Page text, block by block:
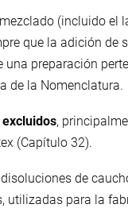
(incluido el
que la adición de
una preparación
de la Nomenclatura.
excluidos,
(Capítulo 32).
de
utilizadas para la